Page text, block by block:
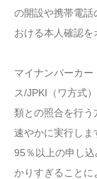
の開設や携帯電話
おける本人確認を
マイナンバーカ
ス/JPKI（ワ方式
類との照合を行う
速やかに実行しま
95％以上の申し
かりすぎることに